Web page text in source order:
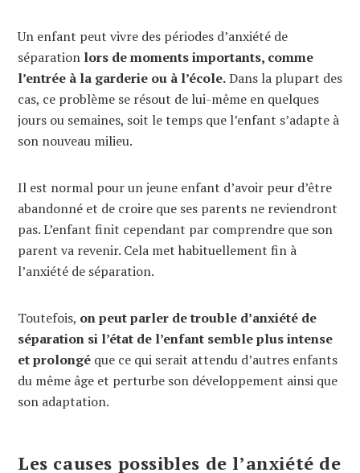
Un enfant peut vivre des périodes d’anxiété de
séparation lors de moments importants, comme
l’entrée à la garderie ou à l’école.Dans la plupart des
cas, ce problème se résout de lui-même en quelques
jours ou semaines, soit le temps que l’enfant s’adapte à
son nouveau milieu.
Il est normal pour un jeune enfant d’avoir peur d’être
abandonné et de croire que ses parents ne reviendront
pas. L’enfant finit cependant par comprendre que son
parent va revenir. Cela met habituellement fin à
l’anxiété de séparation.
Toutefois, on peut parler de trouble d’anxiété de
séparation si l’état de l’enfant semble plus intense
et prolongé que ce qui serait attendu d’autres enfants
du même âge et perturbe son développement ainsi que
son adaptation.
Les causes possibles de l’anxiété de